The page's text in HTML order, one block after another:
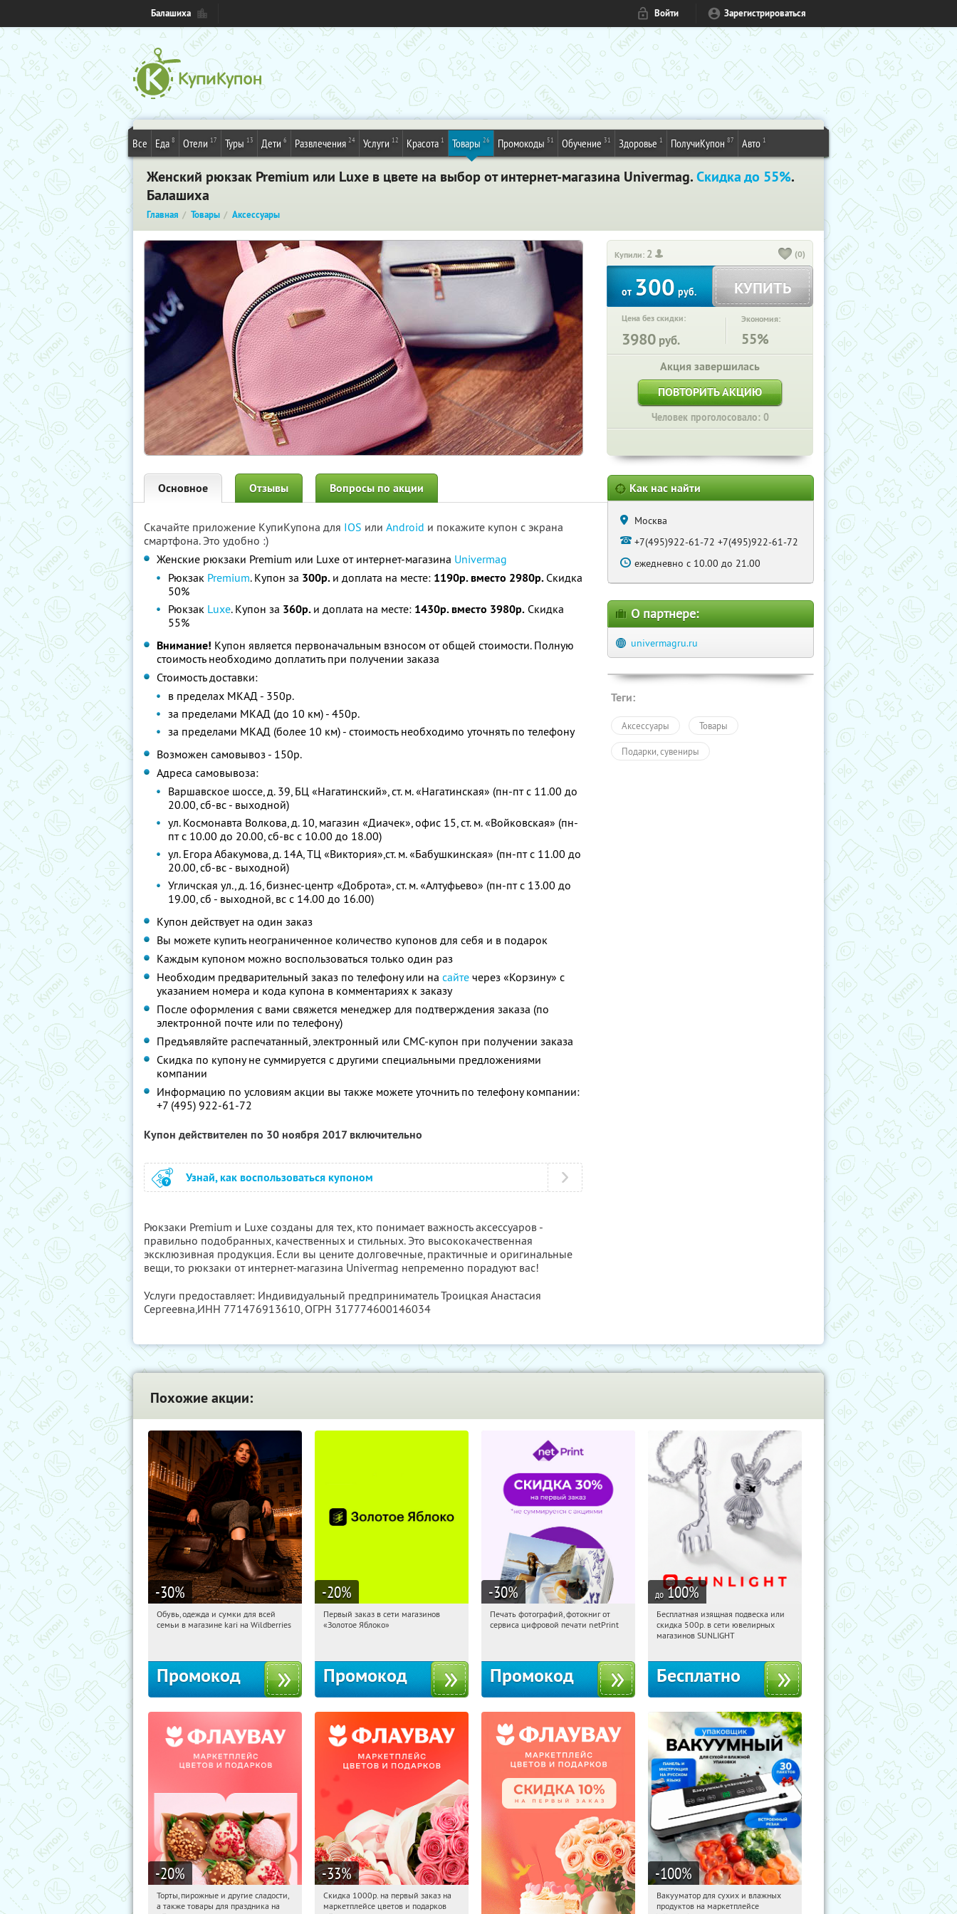
Балашиха Войти Зарегистрироваться
Все Еда 8 Отели 17 Туры 13 Дети 6 Развлечения 24 Услуги 12 Красота 1 Товары 26 Промокоды 51 Обучение 31 Здоровье 1 ПолучиКупон 87 Авто 1
Женский рюкзак Premium или Luxe в цвете на выбор от интернет-магазина Univermag.Скидка до 55%.
Балашиха
Главная Товары Аксессуары
Купили: 2 (0)
от300руб. КУПИТЬ
Цена без скидки:
3980 руб.
Экономия:
55%
Акция завершилась
ПОВТОРИТЬ АКЦИЮ
Человек проголосовало: 0
Основное Отзывы Вопросы по акции
Скачайте приложение КупиКупона для IOS или Android и покажите купон с экрана
смартфона. Это удобно :)
Женские рюкзаки Premium или Luxe от интернет-магазина Univermag
Рюкзак Premium. Купон за 300р. и доплата на месте: 1190р. вместо 2980р. Скидка
50%
Рюкзак Luxe. Купон за 360р. и доплата на месте: 1430р. вместо 3980р. Скидка
55%
Внимание! Купон является первоначальным взносом от общей стоимости. Полную
стоимость необходимо доплатить при получении заказа
Стоимость доставки:
в пределах МКАД - 350р.
за пределами МКАД (до 10 км) - 450р.
за пределами МКАД (более 10 км) - стоимость необходимо уточнять по телефону
Возможен самовывоз - 150р.
Адреса самовывоза:
Варшавское шоссе, д. 39, БЦ «Нагатинский», ст. м. «Нагатинская» (пн-пт с 11.00 до
20.00, сб-вс - выходной)
ул. Космонавта Волкова, д. 10, магазин «Диачек», офис 15, ст. м. «Войковская» (пн-
пт с 10.00 до 20.00, сб-вс с 10.00 до 18.00)
ул. Егора Абакумова, д. 14А, ТЦ «Виктория»,ст. м. «Бабушкинская» (пн-пт с 11.00 до
20.00, сб-вс - выходной)
Угличская ул., д. 16, бизнес-центр «Доброта», ст. м. «Алтуфьево» (пн-пт с 13.00 до
19.00, сб - выходной, вс с 14.00 до 16.00)
Купон действует на один заказ
Вы можете купить неограниченное количество купонов для себя и в подарок
Каждым купоном можно воспользоваться только один раз
Необходим предварительный заказ по телефону или на сайте через «Корзину» с
указанием номера и кода купона в комментариях к заказу
После оформления с вами свяжется менеджер для подтверждения заказа (по
электронной почте или по телефону)
Предъявляйте распечатанный, электронный или СМС-купон при получении заказа
Скидка по купону не суммируется с другими специальными предложениями
компании
Информацию по условиям акции вы также можете уточнить по телефону компании:
+7 (495) 922-61-72
Купон действителен по 30 ноября 2017 включительно
Узнай, как воспользоваться купоном
Рюкзаки Premium и Luxe созданы для тех, кто понимает важность аксессуаров -
правильно подобранных, качественных и стильных. Это высококачественная
эксклюзивная продукция. Если вы цените долговечные, практичные и оригинальные
вещи, то рюкзаки от интернет-магазина Univermag непременно порадуют вас!
Услуги предоставляет: Индивидуальный предприниматель Троицкая Анастасия
Сергеевна,ИНН 771476913610, ОГРН 317774600146034
Как нас найти
Москва
+7(495)922-61-72 +7(495)922-61-72
ежедневно с 10.00 до 21.00
О партнере:
univermagru.ru
Теги:
Аксессуары Товары
Подарки, сувениры
Похожие акции:
-30%
16:03:22 Получили:
Обувь, одежда и сумки для всей
семьи в магазине kari на Wildberries
Промокод
-20%
16:03:22
Получи первым!
Первый заказ в сети магазинов
«Золотое Яблоко»
Промокод
-30%
16:03:22 Получили:
Печать фотографий, фотокниг от
сервиса цифровой печати netPrint
Промокод
до 100%
16:03:22 Получили:
Россия
Бесплатная изящная подвеска или
скидка 500р. в сети ювелирных
магазинов SUNLIGHT
Бесплатно
-20%
16:03:22 Получили:
Торты, пирожные и другие сладости,
а также товары для праздника на
-33%
16:03:22 Получили:
Скидка 1000р. на первый заказ на
маркетплейсе цветов и подарков
-100%
16:03:22 Получили:182
Вакууматор для сухих и влажных
продуктов на маркетплейсе